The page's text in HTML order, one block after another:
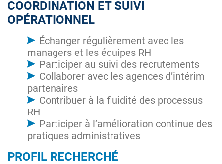
COORDINATION ET SUIVI
OPÉRATIONNEL
Échanger régulièrement avec les
managers et les équipes RH
Participer au suivi des recrutements
Collaborer avec les agences d’intérim
partenaires
Contribuer à la fluidité des processus
RH
Participer à l’amélioration continue des
pratiques administratives
PROFIL RECHERCHÉ